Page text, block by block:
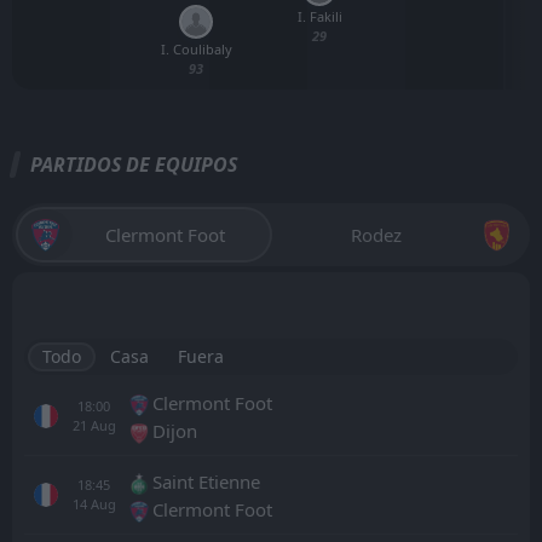
I. Coulibaly
93
I. Fakili
29
PARTIDOS DE EQUIPOS
Clermont Foot Rodez
Todo Casa Fuera
18:00
21 Aug
Clermont Foot
Dijon
18:45
14 Aug
Saint Etienne
Clermont Foot